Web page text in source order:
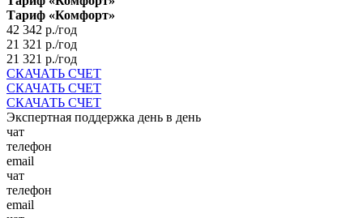
Тариф «Комфорт»
42 342 р./год
21 321 р./год
21 321 р./год
СКАЧАТЬ СЧЕТ
СКАЧАТЬ СЧЕТ
СКАЧАТЬ СЧЕТ
Экспертная поддержка день в день
чат
телефон
email
чат
телефон
email